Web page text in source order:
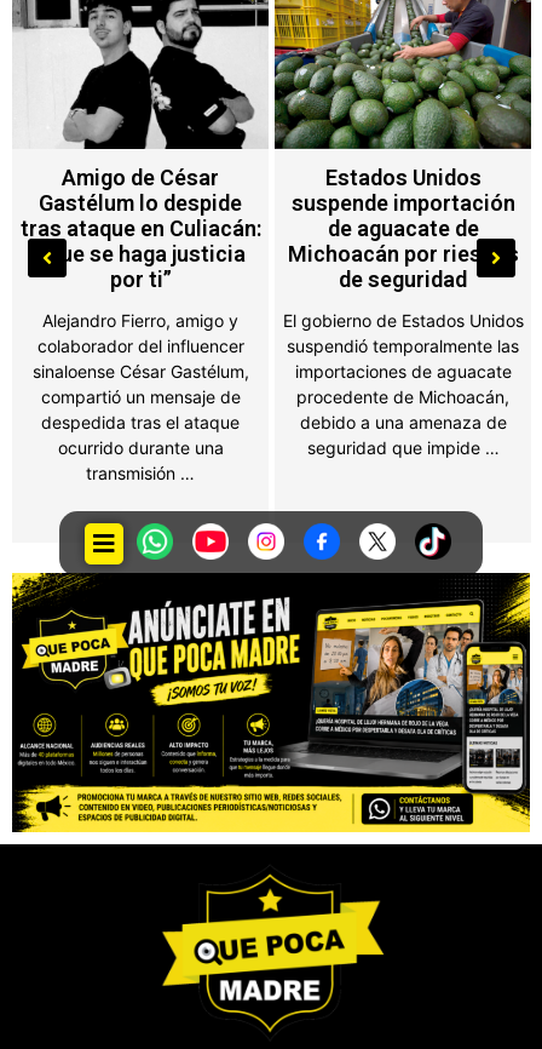
Estados Unidos
suspende importación
de aguacate de
Michoacán por riesgos
de seguridad
El gobierno de Estados Unidos
suspendió temporalmente las
importaciones de aguacate
procedente de Michoacán,
debido a una amenaza de
seguridad que impide …
Brad Pitt y Angelina
Jolie vuelven a los
tribunales por
documentos financieros
del viñedo Chateau
El actor acusa a su exesposa
de no entregar información
sobre sus ingresos tras la
separación; Jolie asegura que
la petición es …